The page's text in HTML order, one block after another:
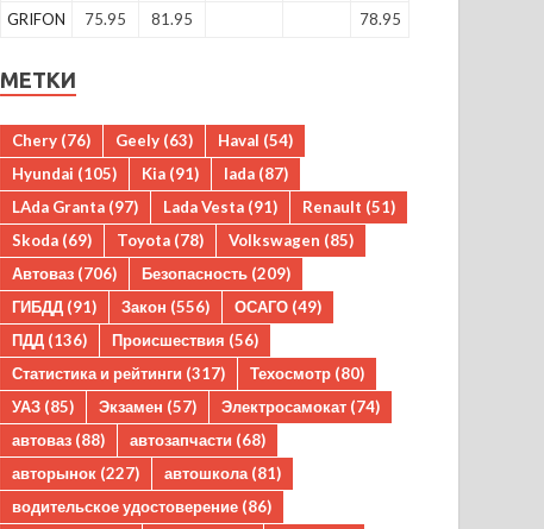
GRIFON
75.95 81.95 78.95
МЕТКИ
Chery (76) Geely (63) Haval (54)
Hyundai (105) Kia (91) lada (87)
LAda Granta (97) Lada Vesta (91) Renault (51)
Skoda (69) Toyota (78) Volkswagen (85)
Автоваз (706) Безопасность (209)
ГИБДД (91) Закон (556) ОСАГО (49)
ПДД (136) Происшествия (56)
Статистика и рейтинги (317) Техосмотр (80)
УАЗ (85) Экзамен (57) Электросамокат (74)
автоваз (88) автозапчасти (68)
авторынок (227) автошкола (81)
водительское удостоверение (86)